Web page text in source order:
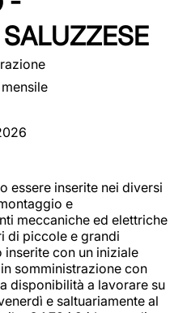
essere inserite nei diversi
e
meccaniche ed elettriche
di piccole e grandi
con un iniziale
somministrazione con
disponibilità a lavorare su
e saltuariamente al